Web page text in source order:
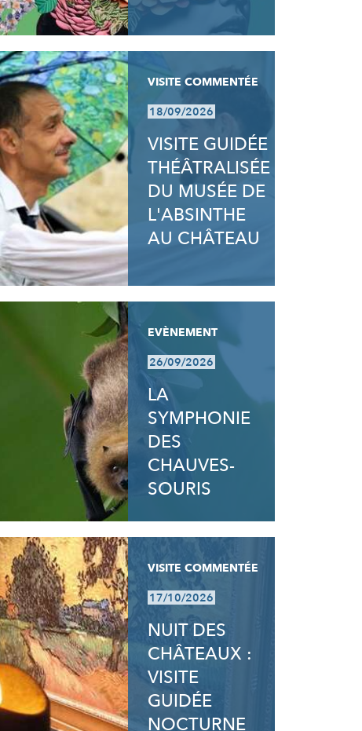
VISITE COMMENTÉE
18/09/2026
VISITE GUIDÉE
THÉÂTRALISÉE
DU MUSÉE DE
L'ABSINTHE
AU CHÂTEAU
EVÈNEMENT
26/09/2026
LA
SYMPHONIE
DES
CHAUVES-
SOURIS
VISITE COMMENTÉE
17/10/2026
NUIT DES
CHÂTEAUX :
VISITE
GUIDÉE
NOCTURNE